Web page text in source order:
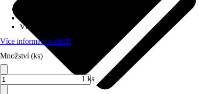
Vhodné pro
Více informací o zboží
Množství (ks)
1 ks